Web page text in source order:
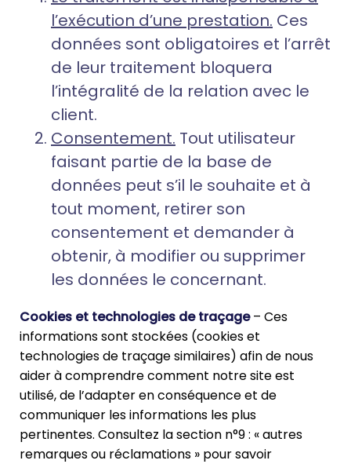
l’exécution d’une prestation. Ces
données sont obligatoires et l’arrêt
de leur traitement bloquera
l’intégralité de la relation avec le
client.
Consentement. Tout utilisateur
faisant partie de la base de
données peut s’il le souhaite et à
tout moment, retirer son
consentement et demander à
obtenir, à modifier ou supprimer
les données le concernant.
Cookies et technologies de traçage– Ces
informations sont stockées (cookies et
technologies de traçage similaires) afin de nous
aider à comprendre comment notre site est
utilisé, de l’adapter en conséquence et de
communiquer les informations les plus
pertinentes. Consultez la section n°9 : « autres
remarques ou réclamations » pour savoir